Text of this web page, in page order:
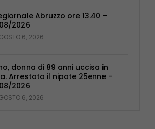
Abruzzo ore 13.40 –
2026
6, 2026
donna di 89 anni uccisa in
Arrestato il nipote 25enne –
2026
6, 2026